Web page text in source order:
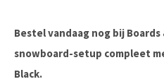
Bestel vandaag nog bij Boards
snowboard-setup compleet
Black.